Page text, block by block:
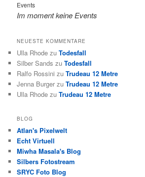
Events
Im moment keine Events
NEUESTE KOMMENTARE
Ulla Rhode zuTodesfall
Silber Sands zuTodesfall
Ralfo Rossini zuTrudeau 12 Metre
Jenna Burger zuTrudeau 12 Metre
Ulla Rhode zuTrudeau 12 Metre
BLOG
Atlan's Pixelwelt
Echt Virtuell
Miwha Masala's Blog
Silbers Fotostream
SRYC Foto Blog